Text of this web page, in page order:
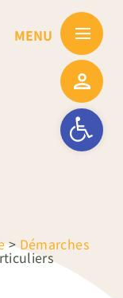
Ouvrir la
>Démarches